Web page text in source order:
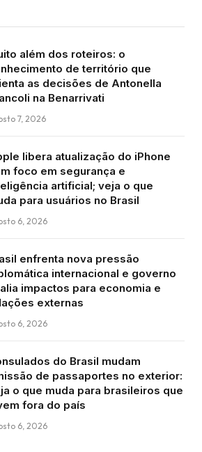
além dos roteiros: o
de território que
as decisões de Antonella
na Benarrivati
7, 2026
libera atualização do iPhone
foco em segurança e
artificial; veja o que
para usuários no Brasil
6, 2026
enfrenta nova pressão
internacional e governo
impactos para economia e
externas
6, 2026
do Brasil mudam
de passaportes no exterior:
o que muda para brasileiros que
fora do país
6, 2026